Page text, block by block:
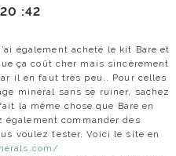
20 :42
également acheté le kit Bare et
ça coût cher mais sincèrement
il en faut très peu.. Pour celles
minéral sans se ruiner, sachez
la même chose que Bare en
également commander des
voulez tester. Voici le site en